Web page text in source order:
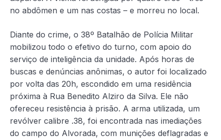
no abdômen e um nas costas – e morreu no local.
Diante do crime, o 38º Batalhão de Polícia Militar
mobilizou todo o efetivo do turno, com apoio do
serviço de inteligência da unidade. Após horas de
buscas e denúncias anônimas, o autor foi localizado
por volta das 20h, escondido em uma residência
próxima à Rua Benedito Alziro da Silva. Ele não
ofereceu resistência à prisão. A arma utilizada, um
revólver calibre .38, foi encontrada nas imediações
do campo do Alvorada, com munições deflagradas e